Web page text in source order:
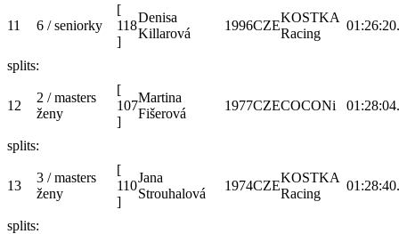
11 6 / seniorky
[
118
]
Denisa
Killarová
1996CZE
KOSTKA
Racing
splits:
12
2 / masters
ženy
[
107
]
Martina
Fišerová
1977CZECOCONi
splits:
13
3 / masters
ženy
[
110
]
Jana
Strouhalová
1974CZE
KOSTKA
Racing
splits: